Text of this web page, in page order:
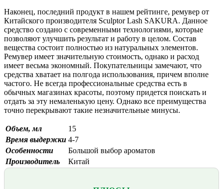
Наконец, последний продукт в нашем рейтинге, ремувер от
Китайского производителя Sculptor Lash SAKURA. Данное
средство создано с современными технологиями, которые
позволяют улучшить результат и работу в целом. Состав
вещества состоит полностью из натуральных элементов.
Ремувер имеет значительную стоимость, однако и расход
имеет весьма экономный. Покупательницы замечают, что
средства хватает на полгода использования, причем вполне
частого. Не всегда профессиональные средства есть в
обычных магазинах красоты, поэтому придется поискать и
отдать за эту немаленькую цену. Однако все преимущества
точно перекрывают такие незначительные минусы.
Объем, мл
15
Время выдержки 4-7
Особенности
Большой выбор ароматов
Производитель
Китай